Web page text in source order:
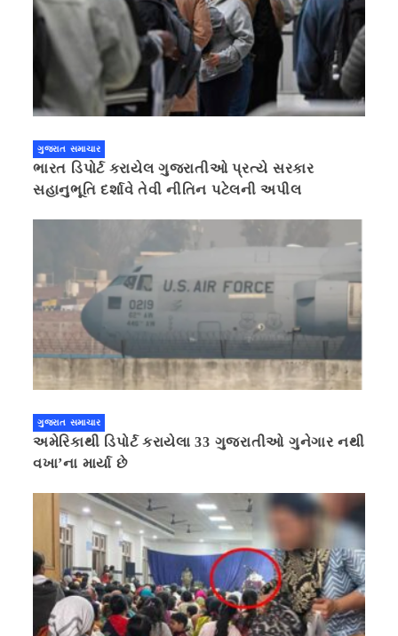
ગુજરાત સમાચાર
ભારત ડિપોર્ટ કરાયેલ ગુજરાતીઓ પ્રત્યે સરકાર
સહાનુભૂતિ દર્શાવે તેવી નીતિન પટેલની અપીલ
ગુજરાત સમાચાર
અમેરિકાથી ડિપોર્ટ કરાયેલા 33 ગુજરાતીઓ ગુનેગાર નથી
વખા’ના માર્યા છે